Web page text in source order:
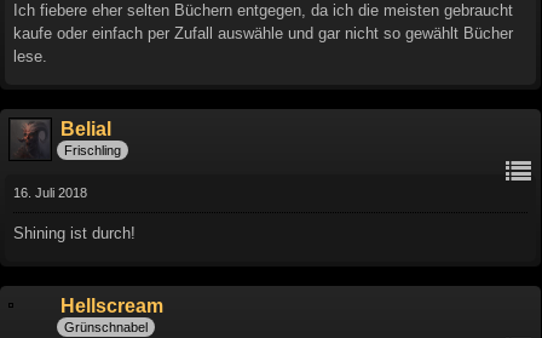
Ich fiebere eher selten Büchern entgegen, da ich die meisten gebraucht
kaufe oder einfach per Zufall auswähle und gar nicht so gewählt Bücher
lese.
Belial
Frischling
16. Juli 2018
Shining ist durch!
Hellscream
Grünschnabel